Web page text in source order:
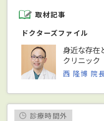
取材記事
ドクターズファイル
身近な存在
クリニック
西 隆博 院
診療時間外